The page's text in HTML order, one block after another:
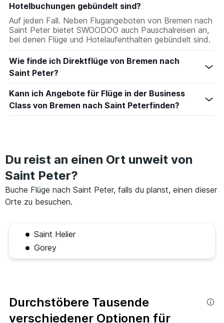
Hotelbuchungen gebündelt sind?
Auf jeden Fall. Neben Flugangeboten von Bremen nach
Saint Peter bietet SWOODOO auch Pauschalreisen an,
bei denen Flüge und Hotelaufenthalten gebündelt sind.
Wie finde ich Direktflüge von Bremen nach
Saint Peter?
Kann ich Angebote für Flüge in der Business
Class von Bremen nach Saint Peterfinden?
Du reist an einen Ort unweit von
Saint Peter?
Buche Flüge nach Saint Peter, falls du planst, einen dieser
Orte zu besuchen.
Saint Helier
Gorey
Durchstöbere Tausende
verschiedener Optionen für